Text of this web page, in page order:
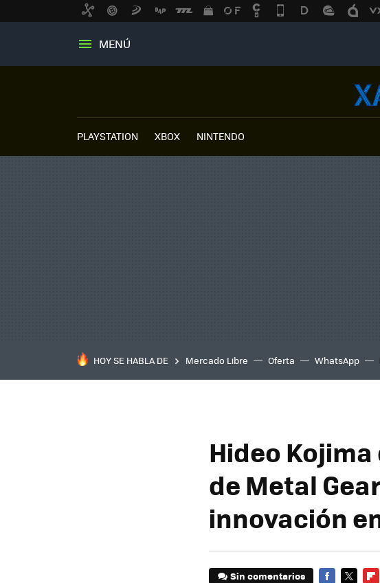
MENÚ
PLAYSTATION XBOX NINTENDO
HOY SE HABLA DE Mercado Libre Oferta WhatsApp
Hideo
de Metal
innovación
Sin comentarios